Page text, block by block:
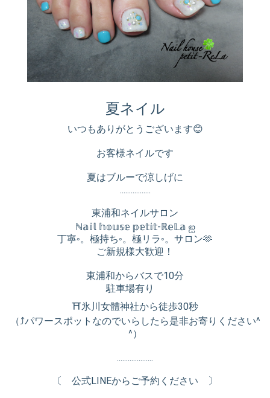
夏ネイル
いつもありがとうございます😊
お客様ネイルです
夏はブルーで涼しげに
.................
東浦和ネイルサロン
ℕ𝕒𝕚𝕝 𝕙𝕠𝕦𝕤𝕖 𝕡𝕖𝕥𝕚𝕥-ℝ𝕖𝕃𝕒 ஐ
丁寧◦。極持ち◦。極リラ◦。サロン🫶
ご新規様大歓迎！
東浦和からバスで10分
駐車場有り
⛩氷川女體神社から徒歩30秒
（⤴︎パワースポットなのでいらしたら是非お寄りください^
^）
....................
〔 公式LINEからご予約ください 〕